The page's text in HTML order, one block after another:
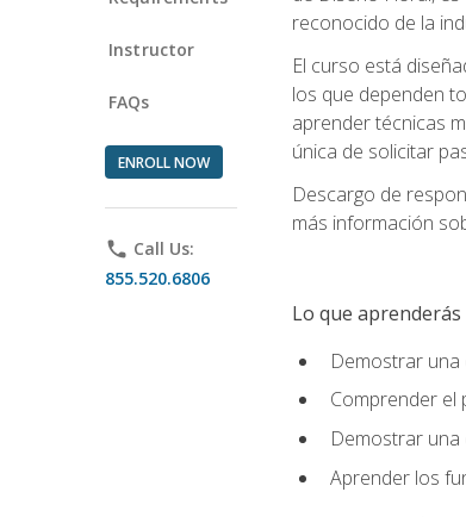
Instructor
FAQs
ENROLL NOW
phone Call Us:
855.520.6806
reconocido de la
El curso está
los que dependen
aprender técnicas
única de solicitar
Descargo de
más información
Lo que aprenderás
Demostrar
Comprender el
Demostrar
Aprender los